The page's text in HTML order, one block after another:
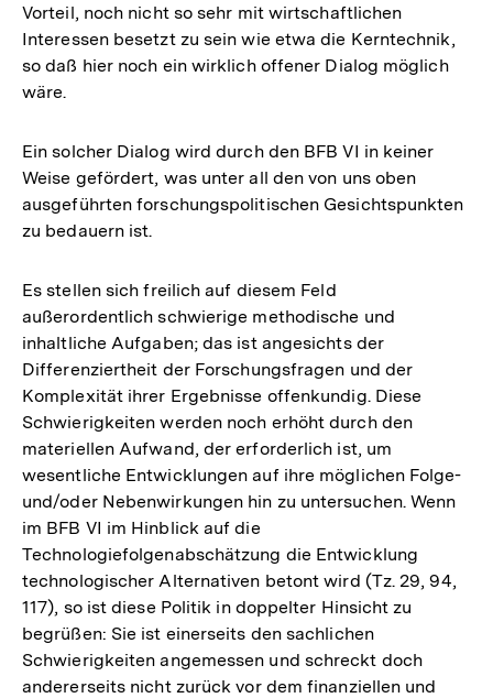
Vorteil, noch nicht so sehr mit wirtschaftlichen
Interessen besetzt zu sein wie etwa die Kerntechnik,
so daß hier noch ein wirklich offener Dialog möglich
wäre.
Ein solcher Dialog wird durch den BFB VI in keiner
Weise gefördert, was unter all den von uns oben
ausgeführten forschungspolitischen Gesichtspunkten
zu bedauern ist.
Es stellen sich freilich auf diesem Feld
außerordentlich schwierige methodische und
inhaltliche Aufgaben; das ist angesichts der
Differenziertheit der Forschungsfragen und der
Komplexität ihrer Ergebnisse offenkundig. Diese
Schwierigkeiten werden noch erhöht durch den
materiellen Aufwand, der erforderlich ist, um
wesentliche Entwicklungen auf ihre möglichen Folge-
und/oder Nebenwirkungen hin zu untersuchen. Wenn
im BFB VI im Hinblick auf die
Technologiefolgenabschätzung die Entwicklung
technologischer Alternativen betont wird (Tz. 29, 94,
117), so ist diese Politik in doppelter Hinsicht zu
begrüßen: Sie ist einerseits den sachlichen
Schwierigkeiten angemessen und schreckt doch
andererseits nicht zurück vor dem finanziellen und